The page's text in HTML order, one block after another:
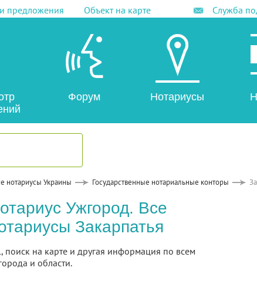
предложения Объект на карте Служба
Форум Нотариусы
нотариусы Украины Государственные нотариальные конторы
Ужгород. Все
Закарпатья
на карте и другая информация по всем
и области.